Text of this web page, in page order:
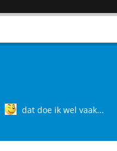
dat doe ik wel vaak...